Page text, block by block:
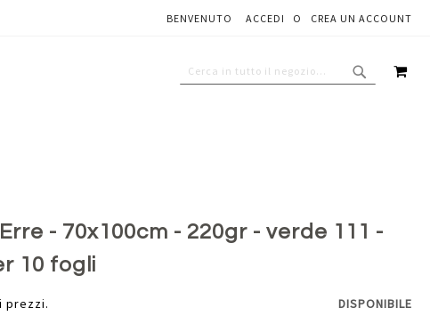
BENVENUTO ACCEDI CREA UN ACCOUNT
- 70x100cm - 220gr - verde 111 -
10 fogli
prezzi. DISPONIBILE